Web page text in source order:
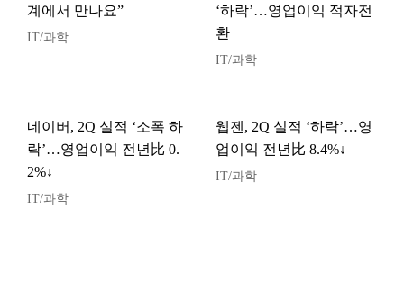
계에서 만나요”
IT/과학
‘하락’…영업이익 적자전
환
IT/과학
네이버, 2Q 실적 ‘소폭 하
락’…영업이익 전년比 0.
2%↓
IT/과학
웹젠, 2Q 실적 ‘하락’…영
업이익 전년比 8.4%↓
IT/과학